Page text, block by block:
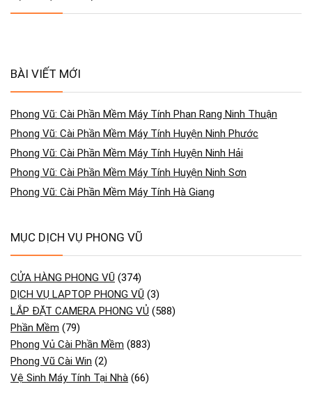
BÀI VIẾT MỚI
Phong Vũ: Cài Phần Mềm Máy Tính Phan Rang Ninh Thuận
Phong Vũ: Cài Phần Mềm Máy Tính Huyện Ninh Phước
Phong Vũ: Cài Phần Mềm Máy Tính Huyện Ninh Hải
Phong Vũ: Cài Phần Mềm Máy Tính Huyện Ninh Sơn
Phong Vũ: Cài Phần Mềm Máy Tính Hà Giang
MỤC DỊCH VỤ PHONG VŨ
CỬA HÀNG PHONG VŨ (374)
DỊCH VỤ LAPTOP PHONG VŨ (3)
LẮP ĐẶT CAMERA PHONG VỦ (588)
Phần Mềm (79)
Phong Vủ Cài Phần Mềm (883)
Phong Vũ Cài Win (2)
Vệ Sinh Máy Tính Tại Nhà (66)